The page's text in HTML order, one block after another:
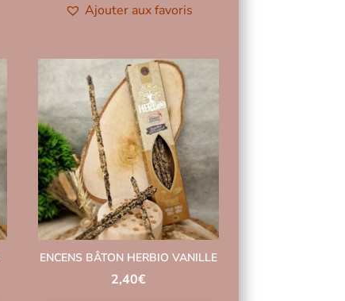
Ajouter aux favoris
ENCENS BÂTON HERBIO VANILLE
2,40€